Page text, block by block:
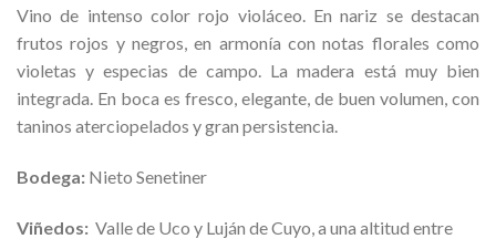
Vino de intenso color rojo violáceo. En nariz se destacan
frutos rojos y negros, en armonía con notas florales como
violetas y especias de campo. La madera está muy bien
integrada. En boca es fresco, elegante, de buen volumen, con
taninos aterciopelados y gran persistencia.
Bodega: Nieto Senetiner
Viñedos: Valle de Uco y Luján de Cuyo, a una altitud entre